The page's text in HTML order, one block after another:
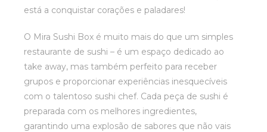
está a conquistar corações e paladares!
O Mira Sushi Box é muito mais do que um simples
restaurante de sushi – é um espaço dedicado ao
take away, mas também perfeito para receber
grupos e proporcionar experiências inesquecíveis
com o talentoso sushi chef. Cada peça de sushi é
preparada com os melhores ingredientes,
garantindo uma explosão de sabores que não vais
Necessário
Estes cookies
não são
opcionais. São
necessários
para o